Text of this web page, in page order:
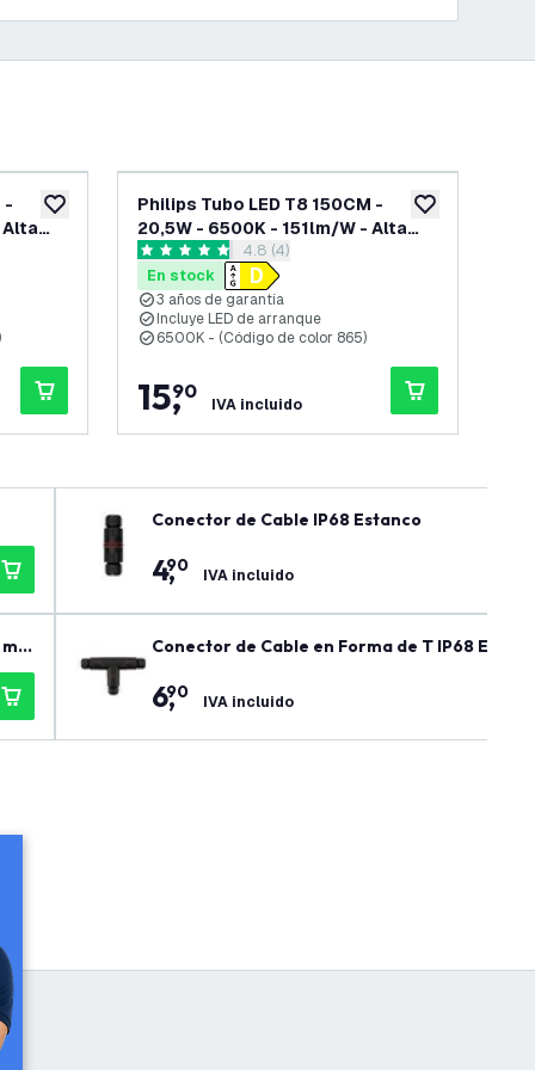
añadir a lista de deseos
-
Alta
añadir a lista
Philips Tubo LED T8 150CM -
20,5W - 6500K - 151lm/W - Alta
Eficienciaabrir el panel de reseñas
4.8 estrellas de puntuación
4.8 (4)
En stock
3 años de garantía
Incluye LED de arranque
6500K - (Código de color 865)
15,
90
IVA incluido
Conector de Cable IP68 Estanco
4,
90 IVA incluido
Conector de Cable en Forma de T IP68
6,
90 IVA incluido